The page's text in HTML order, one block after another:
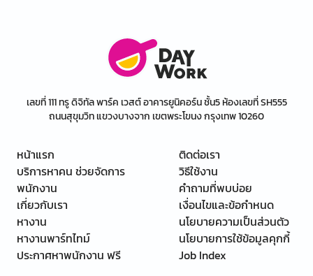
เลขที่ 111 ทรู ดิจิทัล พาร์ค เวสต์ อาคารยูนิคอร์น ชั้น5 ห้องเลขที่ SH555
ถนนสุขุมวิท แขวงบางจาก เขตพระโขนง กรุงเทพ 10260
หน้าแรก
บริการหาคน ช่วยจัดการ
พนักงาน
เกี่ยวกับเรา
หางาน
หางานพาร์ทไทม์
ประกาศหาพนักงาน ฟรี
ติดต่อเรา
วิธีใช้งาน
คำถามที่พบบ่อย
เงื่อนไขและข้อกำหนด
นโยบายความเป็นส่วนตัว
นโยบายการใช้ข้อมูลคุกกี้
Job Index